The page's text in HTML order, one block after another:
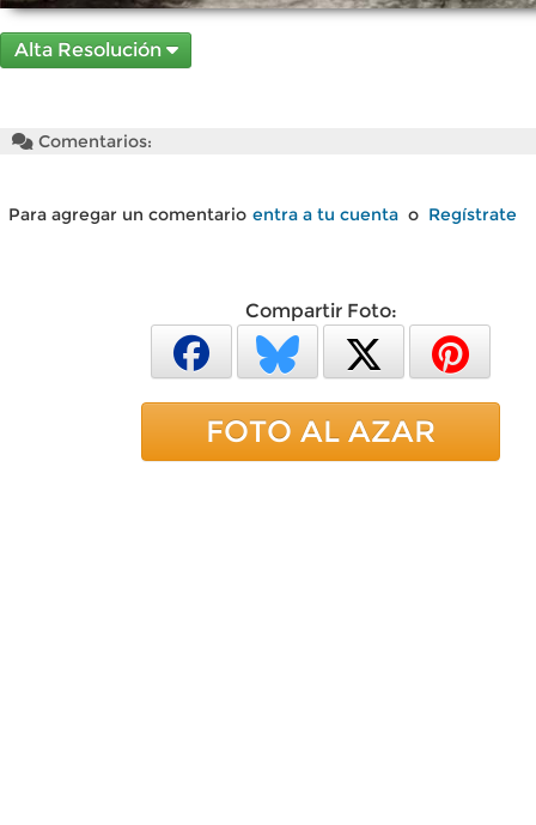
Alta Resolución
Comentarios:
Para agregar un comentario entra a tu cuenta o Regístrate
Compartir Foto:
FOTO AL AZAR